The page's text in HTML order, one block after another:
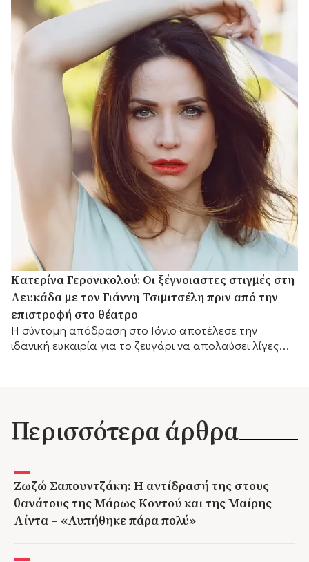
Κατερίνα Γερονικολού: Οι ξέγνοιαστες στιγμές στη
Λευκάδα με τον Γιάννη Τσιμιτσέλη πριν από την
επιστροφή στο θέατρο
Η σύντομη απόδραση στο Ιόνιο αποτέλεσε την
ιδανική ευκαιρία για το ζευγάρι να απολαύσει λίγες
Περισσότερα άρθρα
Ζωζώ Σαπουντζάκη: Η αντίδρασή της στους
θανάτους της Μάρως Κοντού και της Μαίρης
Λίντα – «Λυπήθηκε πάρα πολύ»